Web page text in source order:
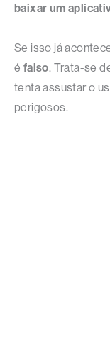
baixar um
Se isso já
é falso. Trata-se
tenta assustar o
perigosos.